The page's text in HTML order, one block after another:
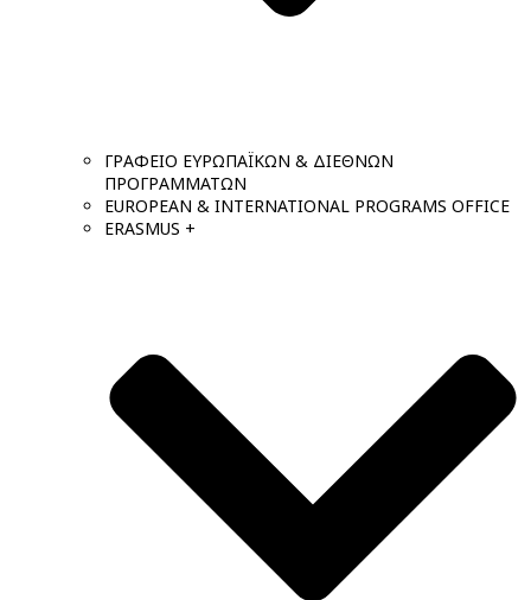
ΓΡΑΦΕΙΟ ΕΥΡΩΠΑΪΚΩΝ & ΔΙΕΘΝΩΝ
ΠΡΟΓΡΑΜΜΑΤΩΝ
EUROPEAN & INTERNATIONAL PROGRAMS OFFICE
ERASMUS +